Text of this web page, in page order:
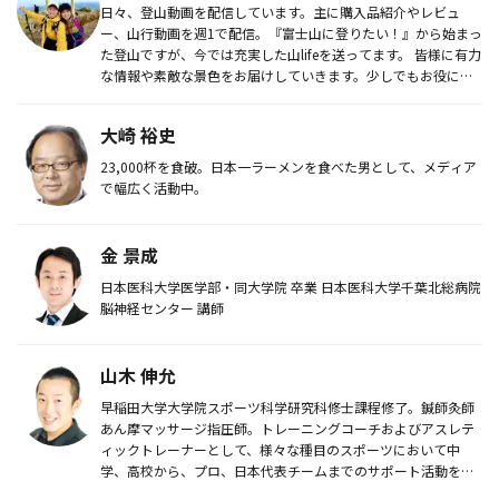
日々、登山動画を配信しています。主に購入品紹介やレビュ
ー、山行動画を週1で配信。『富士山に登りたい！』から始まっ
た登山ですが、今では充実した山lifeを送ってます。 皆様に有力
な情報や素敵な景色をお届けしていきます。少しでもお役に立
大崎 裕史
23,000杯を食破。日本一ラーメンを食べた男として、メディア
で幅広く活動中。
金 景成
日本医科大学医学部・同大学院 卒業 日本医科大学千葉北総病院
脳神経センター 講師
山木 伸允
早稲田大学大学院スポーツ科学研究科修士課程修了。鍼師灸師
あん摩マッサージ指圧師。トレーニングコーチおよびアスレテ
ィックトレーナーとして、様々な種目のスポーツにおいて中
学、高校から、プロ、日本代表チームまでのサポート活動を経